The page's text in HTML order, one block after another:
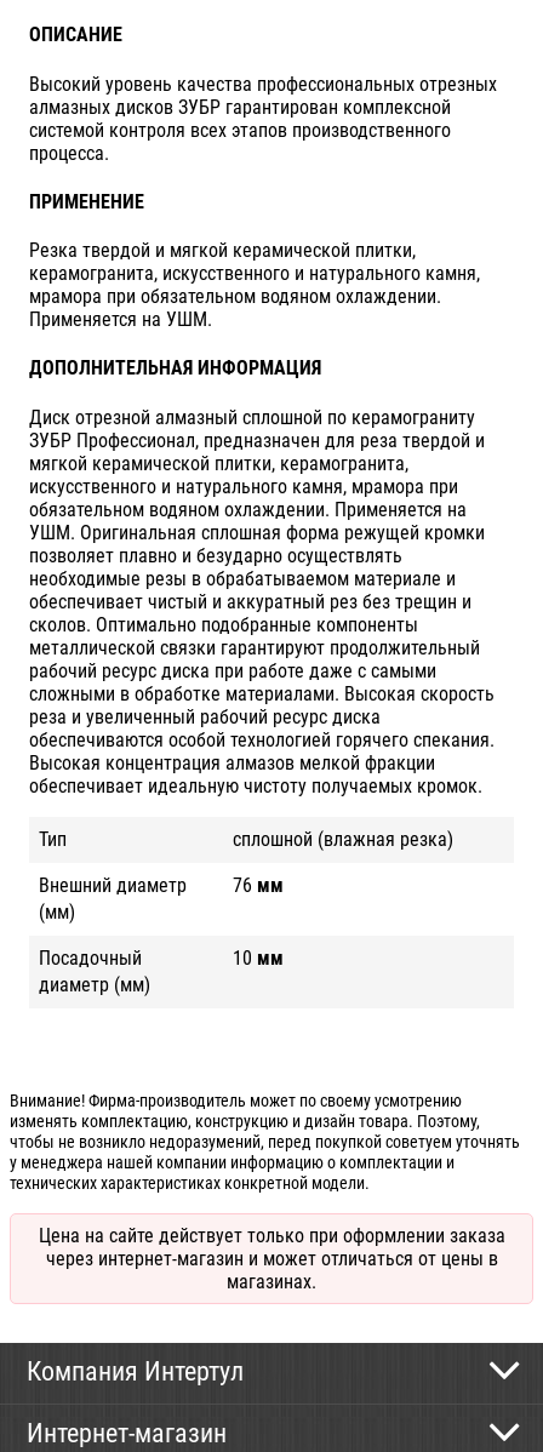
ОПИСАНИЕ
Высокий уровень качества профессиональных отрезных
алмазных дисков ЗУБР гарантирован комплексной
системой контроля всех этапов производственного
процесса.
ПРИМЕНЕНИЕ
Резка твердой и мягкой керамической плитки,
керамогранита, искусственного и натурального камня,
мрамора при обязательном водяном охлаждении.
Применяется на УШМ.
ДОПОЛНИТЕЛЬНАЯ ИНФОРМАЦИЯ
Диск отрезной алмазный сплошной по керамограниту
ЗУБР Профессионал, предназначен для реза твердой и
мягкой керамической плитки, керамогранита,
искусственного и натурального камня, мрамора при
обязательном водяном охлаждении. Применяется на
УШМ. Оригинальная сплошная форма режущей кромки
позволяет плавно и безударно осуществлять
необходимые резы в обрабатываемом материале и
обеспечивает чистый и аккуратный рез без трещин и
сколов. Оптимально подобранные компоненты
металлической связки гарантируют продолжительный
рабочий ресурс диска при работе даже с самыми
сложными в обработке материалами. Высокая скорость
реза и увеличенный рабочий ресурс диска
обеспечиваются особой технологией горячего спекания.
Высокая концентрация алмазов мелкой фракции
обеспечивает идеальную чистоту получаемых кромок.
Тип
сплошной (влажная резка)
Внешний диаметр
(мм)
76 мм
Посадочный
диаметр (мм)
10 мм
Внимание! Фирма-производитель может по своему усмотрению
изменять комплектацию, конструкцию и дизайн товара. Поэтому,
чтобы не возникло недоразумений, перед покупкой советуем уточнять
у менеджера нашей компании информацию о комплектации и
технических характеристиках конкретной модели.
Цена на сайте действует только при оформлении заказа
через интернет-магазин и может отличаться от цены в
магазинах.
Компания Интертул
Интернет-магазин